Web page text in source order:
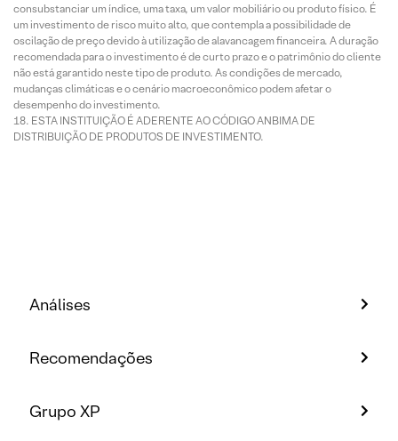
consubstanciar um índice, uma taxa, um valor mobiliário ou produto físico. É
um investimento de risco muito alto, que contempla a possibilidade de
oscilação de preço devido à utilização de alavancagem financeira. A duração
recomendada para o investimento é de curto prazo e o patrimônio do cliente
não está garantido neste tipo de produto. As condições de mercado,
mudanças climáticas e o cenário macroeconômico podem afetar o
desempenho do investimento.
ESTA INSTITUIÇÃO É ADERENTE AO CÓDIGO ANBIMA DE
DISTRIBUIÇÃO DE PRODUTOS DE INVESTIMENTO.
Análises
Recomendações
Grupo XP